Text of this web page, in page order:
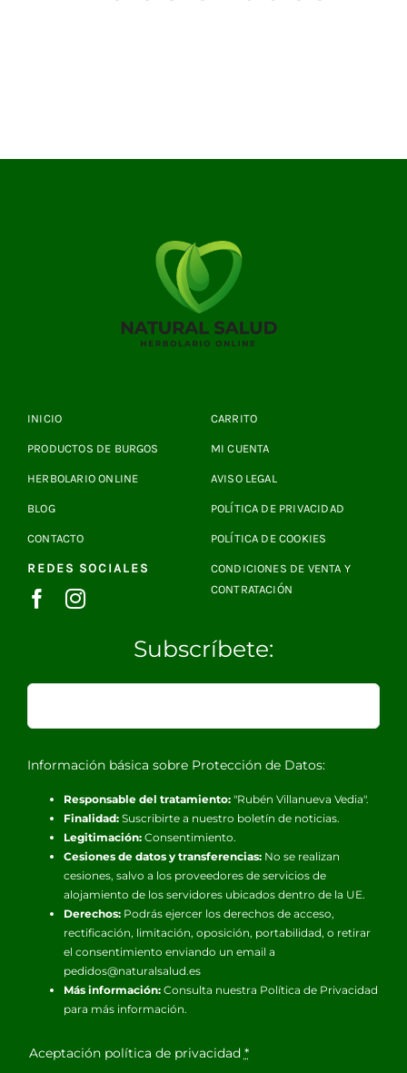
INICIO
PRODUCTOS DE BURGOS
HERBOLARIO ONLINE
BLOG
CONTACTO
REDES SOCIALES
CARRITO
MI CUENTA
AVISO LEGAL
POLÍTICA DE PRIVACIDAD
POLÍTICA DE COOKIES
CONDICIONES DE VENTA Y
CONTRATACIÓN
Subscríbete:
Información básica sobre Protección de Datos:
Responsable del tratamiento:"Rubén Villanueva Vedia".
Finalidad:Suscribirte a nuestro boletín de noticias.
Legitimación:Consentimiento.
Cesiones de datos y transferencias:No se realizan
cesiones, salvo a los proveedores de servicios de
alojamiento de los servidores ubicados dentro de la UE.
Derechos:Podrás ejercer los derechos de acceso,
rectificación, limitación, oposición, portabilidad, o retirar
el consentimiento enviando un email a
pedidos@naturalsalud.es
Más información:Consulta nuestra Política de Privacidad
para más información.
Aceptación política de privacidad *